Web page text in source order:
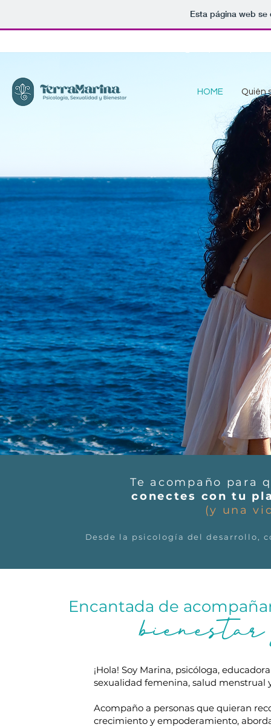
Esta página web
HOME Quién
Te acompaño para
conectes con tu
(y una
Desde la psicología del desarrollo,
Encantada de
¡Hola! Soy Marina, psicóloga,
sexualidad femenina, salud menstrual
Acompaño a personas que quieran
crecimiento y empoderamiento,